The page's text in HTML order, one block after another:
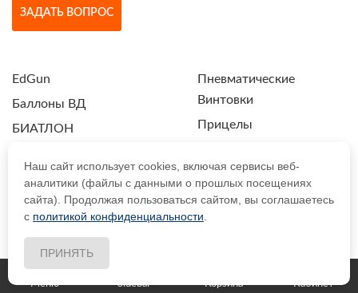
Меню Sidebar Корзина Кабинет
ЗАДАТЬ ВОПРОС
EdGun
Баллоны ВД
БИАТЛОН
ЗИП и Тюнинг
Магазины
Пневматические
Винтовки
Прицелы
Ручки, Сошки, Ремни,
Антабки
Ствольные заготовки
Наш сайт использует cookies, включая сервисы веб-
аналитики (файлы с данными о прошлых посещениях
сайта). Продолжая пользоваться сайтом, вы соглашаетесь
с политикой конфиденциальности
ПРИНЯТЬ